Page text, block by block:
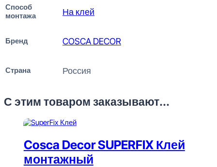
Способ
монтажа
На клей
Бренд COSCA DECOR
Страна Россия
С этим товаром заказывают...
Cosca Decor SUPERFIX Клей
монтажный